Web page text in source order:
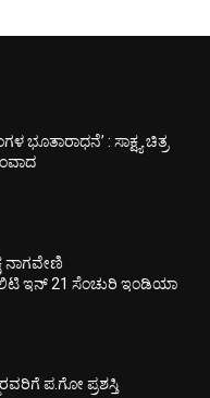
ಭೂತಾರಾಧನೆ’ : ಸಾಕ್ಷ್ಯ ಚಿತ್ರ
ನಾಗವೇಣಿ
ಇನ್ 21 ಸೆಂಚುರಿ ಇಂಡಿಯಾ
ಪ.ಗೋ ಪ್ರಶಸ್ತಿ